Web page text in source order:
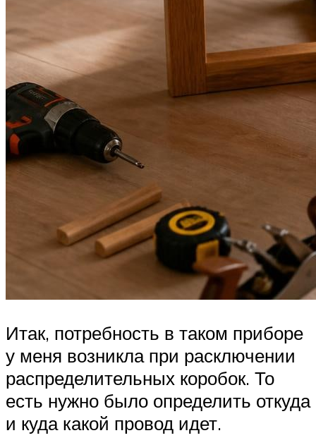
Итак, потребность в таком приборе
у меня возникла при расключении
распределительных коробок. То
есть нужно было определить откуда
и куда какой провод идет.